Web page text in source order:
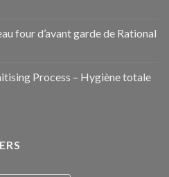
four d’avant garde de Rational
Process – Hygiène totale